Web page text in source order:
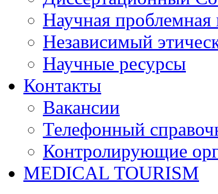
Научная проблемная
Независимый
Научные ресурсы
Контакты
Вакансии
Телефонный
Контролирующие
MEDICAL TOURISM